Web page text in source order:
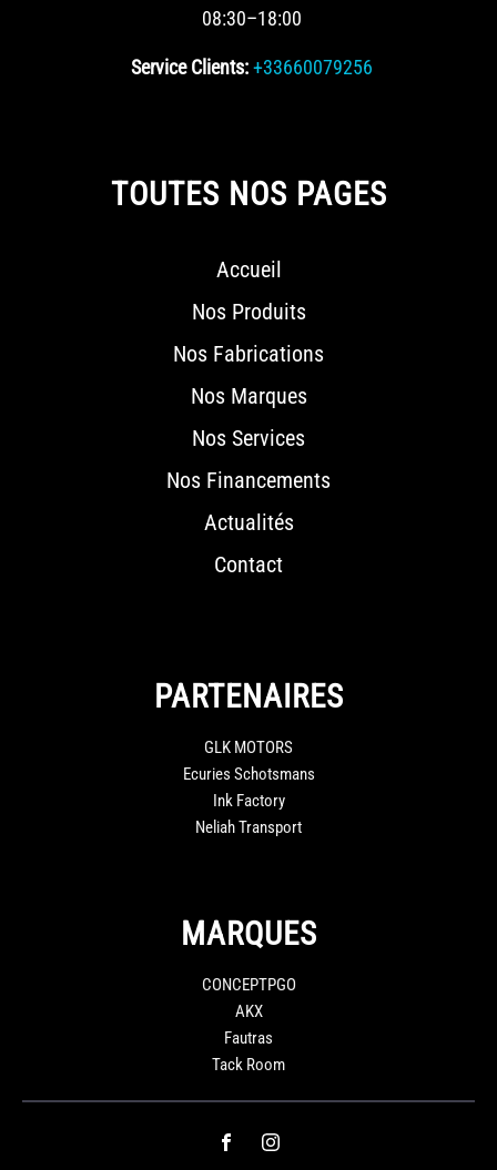
08:30–18:00
Service Clients: +33660079256
TOUTES NOS PAGES
Accueil
Nos Produits
Nos Fabrications
Nos Marques
Nos Services
Nos Financements
Actualités
Contact
PARTENAIRES
GLK MOTORS
Ecuries Schotsmans
Ink Factory
Neliah Transport
MARQUES
CONCEPTPGO
AKX
Fautras
Tack Room